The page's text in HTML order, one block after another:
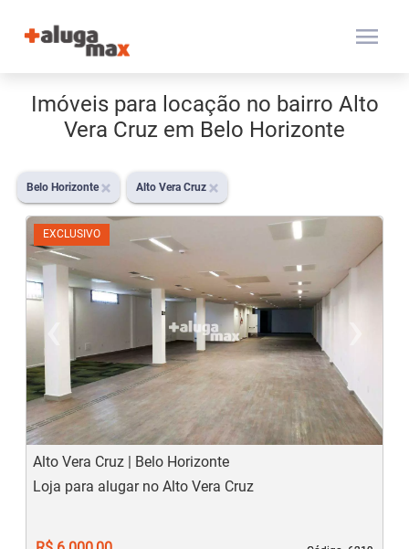
menu
Imóveis para locação no bairro Alto
Vera Cruz em Belo Horizonte
Belo Horizonte Alto Vera Cruz
EXCLUSIVO
Previous
›
Alto Vera Cruz | Belo Horizonte
Loja para alugar no Alto Vera Cruz